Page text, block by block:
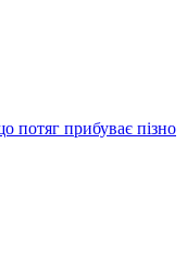
потяг прибуває пізно